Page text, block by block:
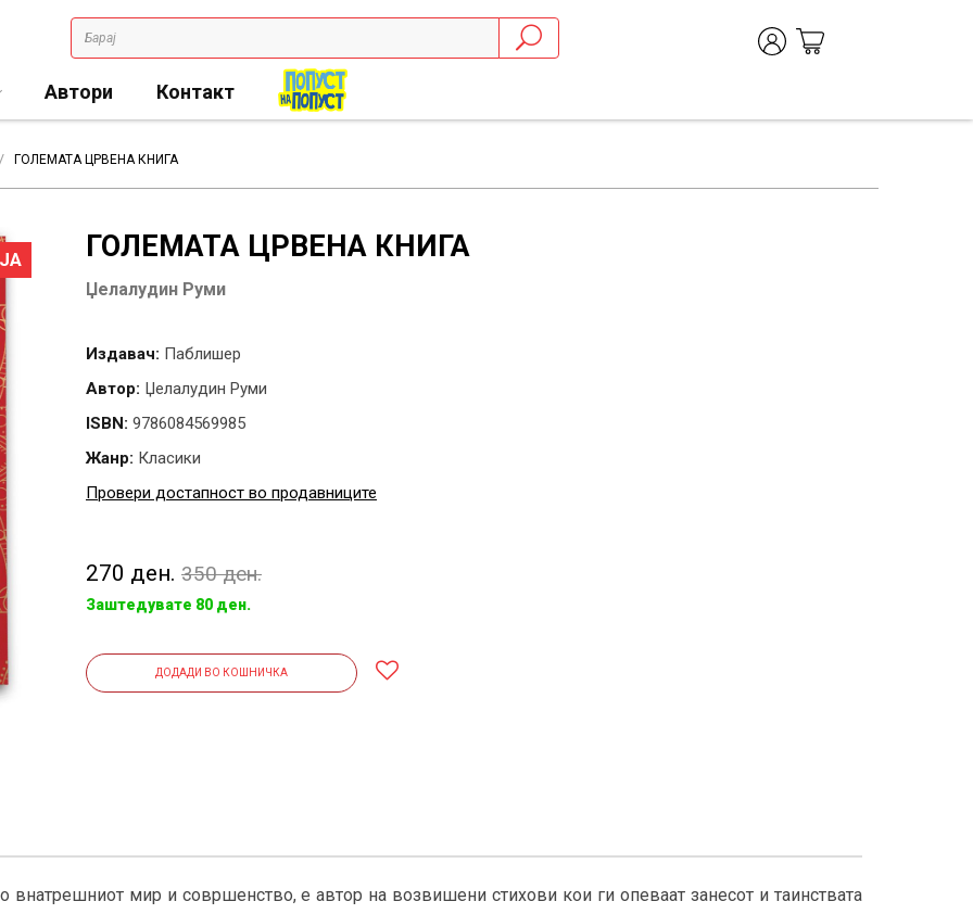
Автори Контакт
ГОЛЕМАТА ЦРВЕНА КНИГА
ГОЛЕМАТА ЦРВЕНА КНИГА
Џелалудин Руми
Издавач: Паблишер
Автор: Џелалудин Руми
ISBN: 9786084569985
Жанр: Класики
Провери достапност во продавниците
270 ден. 350 ден.
Заштедувате 80 ден.
ДОДАДИ ВО КОШНИЧКА
мир и совршенство, е автор на возвишени стихови кои ги опеваат занесот и таинствата